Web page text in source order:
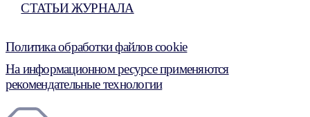
СТАТЬИ ЖУРНАЛА
Политика обработки файлов cookie
На информационном ресурсе применяются
рекомендательные технологии